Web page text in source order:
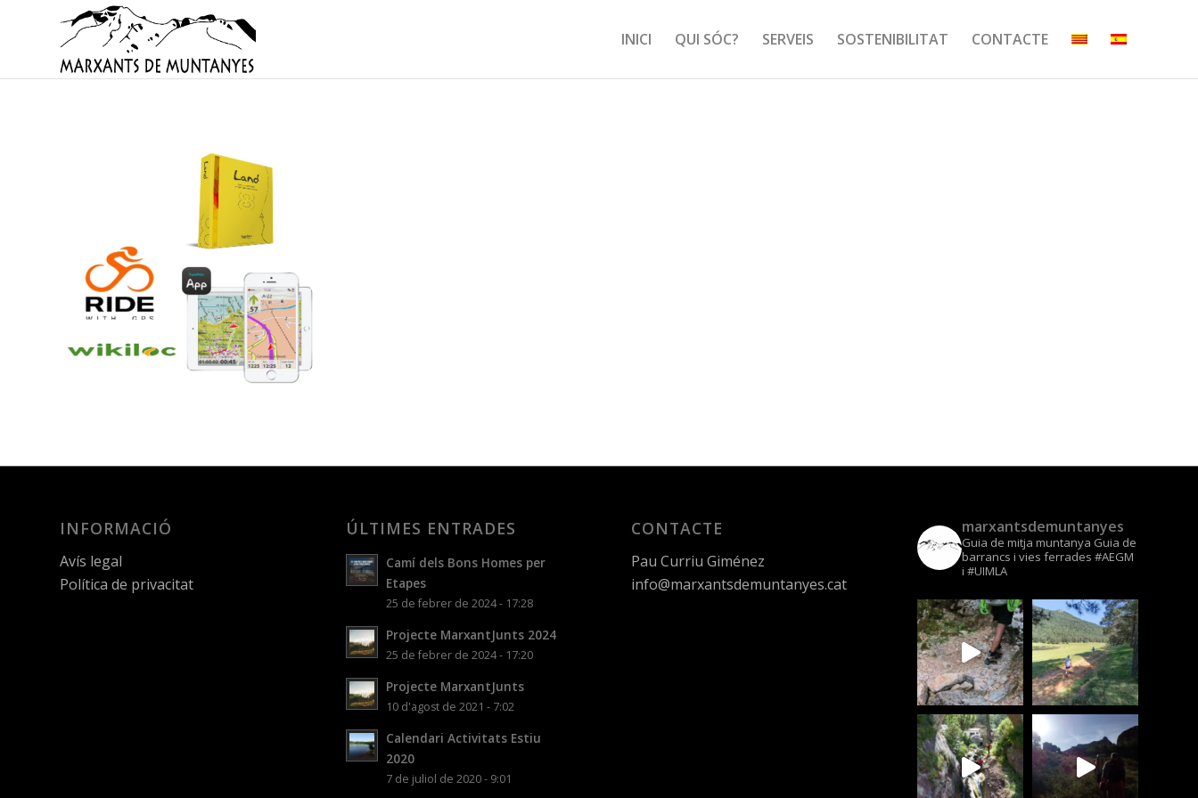
INICI QUI SÓC? SERVEIS SOSTENIBILITAT CONTACTE
INFORMACIÓ
Avís legal
Política de privacitat
ÚLTIMES ENTRADES
Camí dels Bons Homes per
Etapes
25 de febrer de 2024 - 17:28
Projecte MarxantJunts 2024
25 de febrer de 2024 - 17:20
Projecte MarxantJunts
10 d'agost de 2021 - 7:02
Calendari Activitats Estiu
2020
7 de juliol de 2020 - 9:01
CONTACTE
Pau Curriu Giménez
info@marxantsdemuntanyes.cat
marxantsdemuntanyes
Guia de mitja muntanya Guia de
barrancs i vies ferrades #AEGM
i #UIMLA